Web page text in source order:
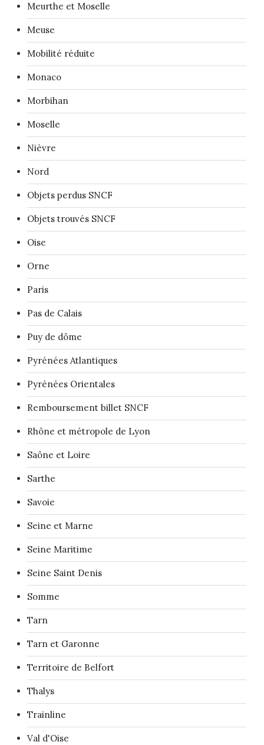
Meurthe et Moselle
Meuse
Mobilité réduite
Monaco
Morbihan
Moselle
Nièvre
Nord
Objets perdus SNCF
Objets trouvés SNCF
Oise
Orne
Paris
Pas de Calais
Puy de dôme
Pyrénées Atlantiques
Pyrénées Orientales
Remboursement billet SNCF
Rhône et métropole de Lyon
Saône et Loire
Sarthe
Savoie
Seine et Marne
Seine Maritime
Seine Saint Denis
Somme
Tarn
Tarn et Garonne
Territoire de Belfort
Thalys
Trainline
Val d'Oise